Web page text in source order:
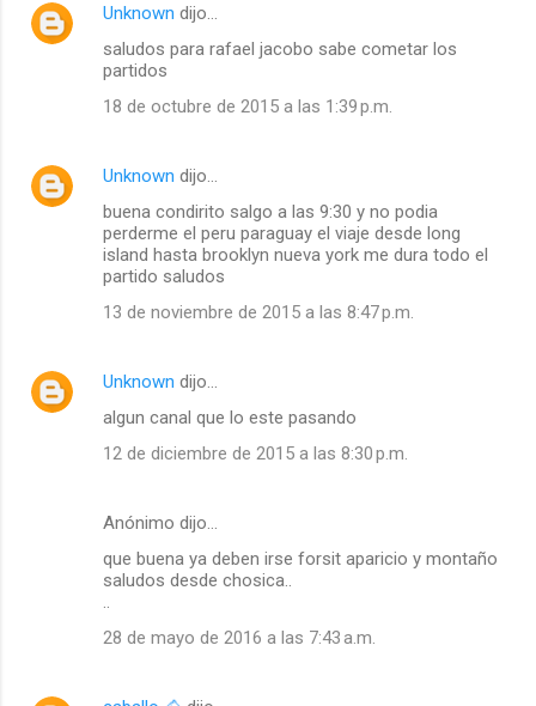
Unknown dijo…
saludos para rafael jacobo sabe cometar los
partidos
18 de octubre de 2015 a las 1:39 p.m.
Unknown dijo…
buena condirito salgo a las 9:30 y no podia
perderme el peru paraguay el viaje desde long
island hasta brooklyn nueva york me dura todo el
partido saludos
13 de noviembre de 2015 a las 8:47 p.m.
Unknown dijo…
algun canal que lo este pasando
12 de diciembre de 2015 a las 8:30 p.m.
Anónimo dijo…
que buena ya deben irse forsit aparicio y montaño
saludos desde chosica..
..
28 de mayo de 2016 a las 7:43 a.m.